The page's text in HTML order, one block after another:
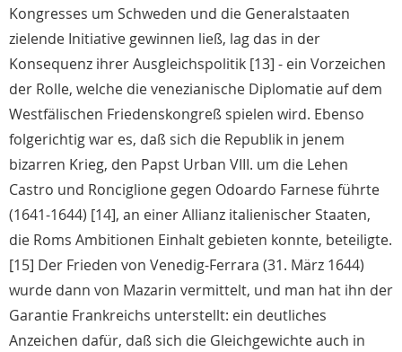
Kongresses um Schweden und die Generalstaaten
zielende Initiative gewinnen ließ, lag das in der
Konsequenz ihrer Ausgleichspolitik [13] - ein Vorzeichen
der Rolle, welche die venezianische Diplomatie auf dem
Westfälischen Friedenskongreß spielen wird. Ebenso
folgerichtig war es, daß sich die Republik in jenem
bizarren Krieg, den Papst Urban VIII. um die Lehen
Castro und Ronciglione gegen Odoardo Farnese führte
(1641-1644) [14], an einer Allianz italienischer Staaten,
die Roms Ambitionen Einhalt gebieten konnte, beteiligte.
[15] Der Frieden von Venedig-Ferrara (31. März 1644)
wurde dann von Mazarin vermittelt, und man hat ihn der
Garantie Frankreichs unterstellt: ein deutliches
Anzeichen dafür, daß sich die Gleichgewichte auch in